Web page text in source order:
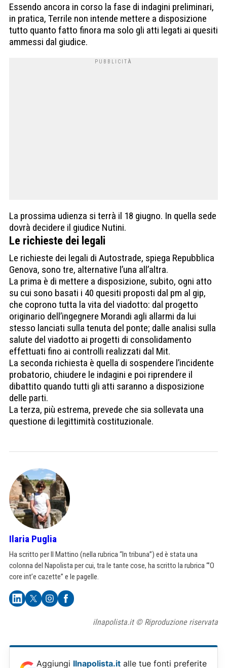
Essendo ancora in corso la fase di indagini preliminari,
in pratica, Terrile non intende mettere a disposizione
tutto quanto fatto finora ma solo gli atti legati ai quesiti
ammessi dal giudice.
La prossima udienza si terrà il 18 giugno. In quella sede
dovrà decidere il giudice Nutini.
Le richieste dei legali
Le richieste dei legali di Autostrade, spiega Repubblica
Genova, sono tre, alternative l’una all’altra.
La prima è di mettere a disposizione, subito, ogni atto
su cui sono basati i 40 quesiti proposti dal pm al gip,
che coprono tutta la vita del viadotto: dal progetto
originario dell’ingegnere Morandi agli allarmi da lui
stesso lanciati sulla tenuta del ponte; dalle analisi sulla
salute del viadotto ai progetti di consolidamento
effettuati fino ai controlli realizzati dal Mit.
La seconda richiesta è quella di sospendere l’incidente
probatorio, chiudere le indagini e poi riprendere il
dibattito quando tutti gli atti saranno a disposizione
delle parti.
La terza, più estrema, prevede che sia sollevata una
questione di legittimità costituzionale.
Ilaria Puglia
Ha scritto per Il Mattino (nella rubrica “In tribuna”) ed è stata una
colonna del Napolista per cui, tra le tante cose, ha scritto la rubrica “’O
core int’e cazette” e le pagelle.
ilnapolista.it © Riproduzione riservata
Aggiungi Ilnapolista.it alle tue fonti preferite